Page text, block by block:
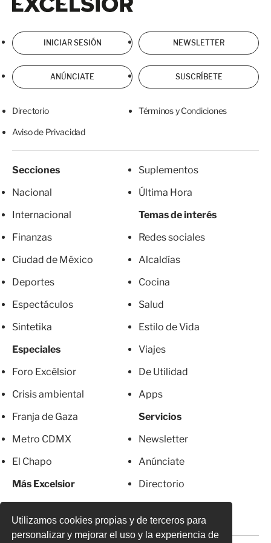
Utilizamos cookies propias y de terceros para
personalizar y mejorar el uso y la experiencia de
INICIAR SESIÓN NEWSLETTER
ANÚNCIATE SUSCRÍBETE
Directorio Términos y Condiciones
Aviso de Privacidad
Secciones
Nacional
Internacional
Finanzas
Ciudad de México
Deportes
Espectáculos
Sintetika
Especiales
Foro Excélsior
Crisis ambiental
Franja de Gaza
Metro CDMX
El Chapo
Más Excelsior
Suplementos
Última Hora
Temas de interés
Redes sociales
Alcaldías
Cocina
Salud
Estilo de Vida
Viajes
De Utilidad
Apps
Servicios
Newsletter
Anúnciate
Directorio